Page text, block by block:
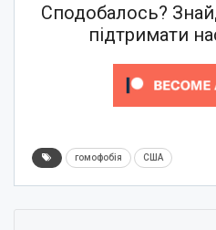
Сподобалось?
підтримати
гомофобія США